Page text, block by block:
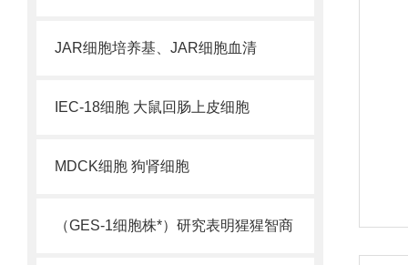
JAR细胞培养基、JAR细胞血清
IEC-18细胞 大鼠回肠上皮细胞
MDCK细胞 狗肾细胞
（GES-1细胞株*）研究表明猩猩智商